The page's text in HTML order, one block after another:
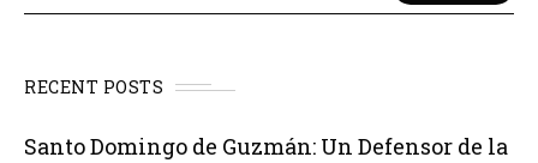
RECENT POSTS
Santo Domingo de Guzmán: Un Defensor de la